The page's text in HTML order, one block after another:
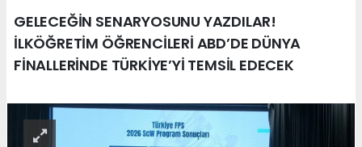
GELECEĞİN SENARYOSUNU YAZDILAR!
İLKÖĞRETİM ÖĞRENCİLERİ ABD’DE DÜNYA
FİNALLERİNDE TÜRKİYE’Yİ TEMSİL EDECEK